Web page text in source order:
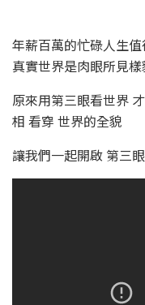
年薪百萬的忙碌人生
真實世界是肉眼所見樣
原來用第三眼看世界
相 看穿 世界的全貌
讓我們一起開啟 第三